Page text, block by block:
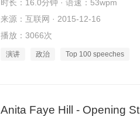
时长：16.0分钟 · 语速：53wpm
来源：互联网 · 2015-12-16
播放：3066次
演讲 政治 Top 100 speeches
Anita Faye Hill - Opening